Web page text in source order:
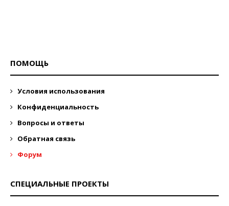
ПОМОЩЬ
Условия использования
Конфиденциальность
Вопросы и ответы
Обратная связь
Форум
СПЕЦИАЛЬНЫЕ ПРОЕКТЫ